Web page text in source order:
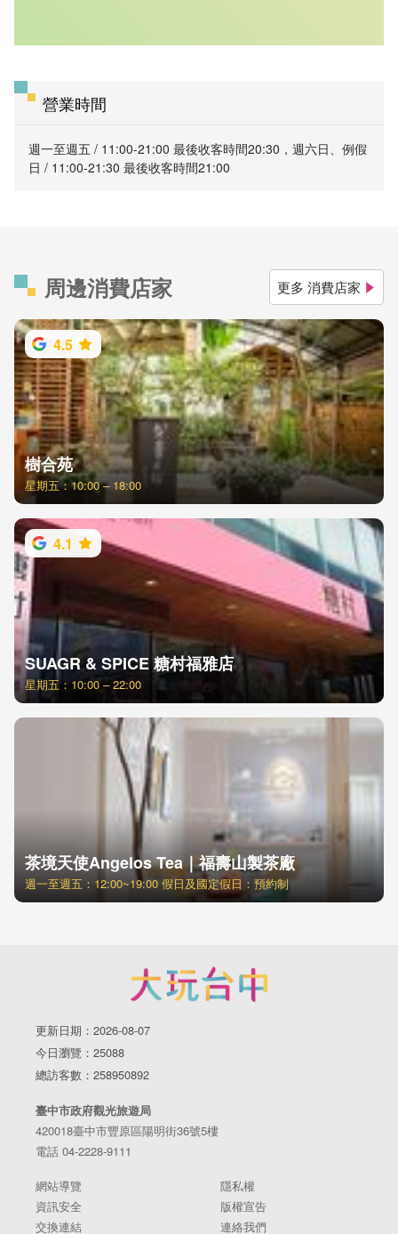
營業時間
週一至週五 / 11:00-21:00 最後收客時間20:30，週六日、例假
日 / 11:00-21:30 最後收客時間21:00
周邊消費店家 更多 消費店家
4.5
樹合苑
星期五：10:00 – 18:00
4.1
SUAGR & SPICE 糖村福雅店
星期五：10:00 – 22:00
茶境天使Angelos Tea｜福壽山製茶廠
週一至週五：12:00~19:00 假日及國定假日：預約制
更新日期：2026-08-07
今日瀏覽：25088
總訪客數：258950892
臺中市政府觀光旅遊局
420018臺中市豐原區陽明街36號5樓
電話 04-2228-9111
網站導覽
隱私權
資訊安全
版權宣告
交換連結
連絡我們